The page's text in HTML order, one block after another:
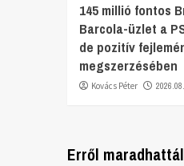
145 millió fontos
Barcola-üzlet a
de pozitív
megszerzésében
Kovács Péter
Erről